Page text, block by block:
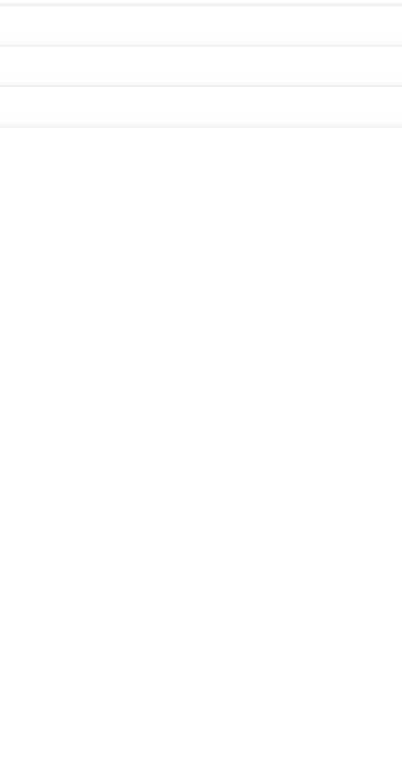
univerzite v
je posilňovanie postavenia univerzity v medzinárodnom
na spoluprácu s kvalitnými zahraničnými univerzitami, ktoré